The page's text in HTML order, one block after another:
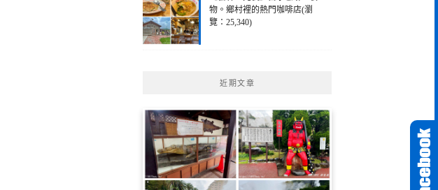
物。鄉村裡的熱門咖啡店(瀏
覽：25,340)
近期文章